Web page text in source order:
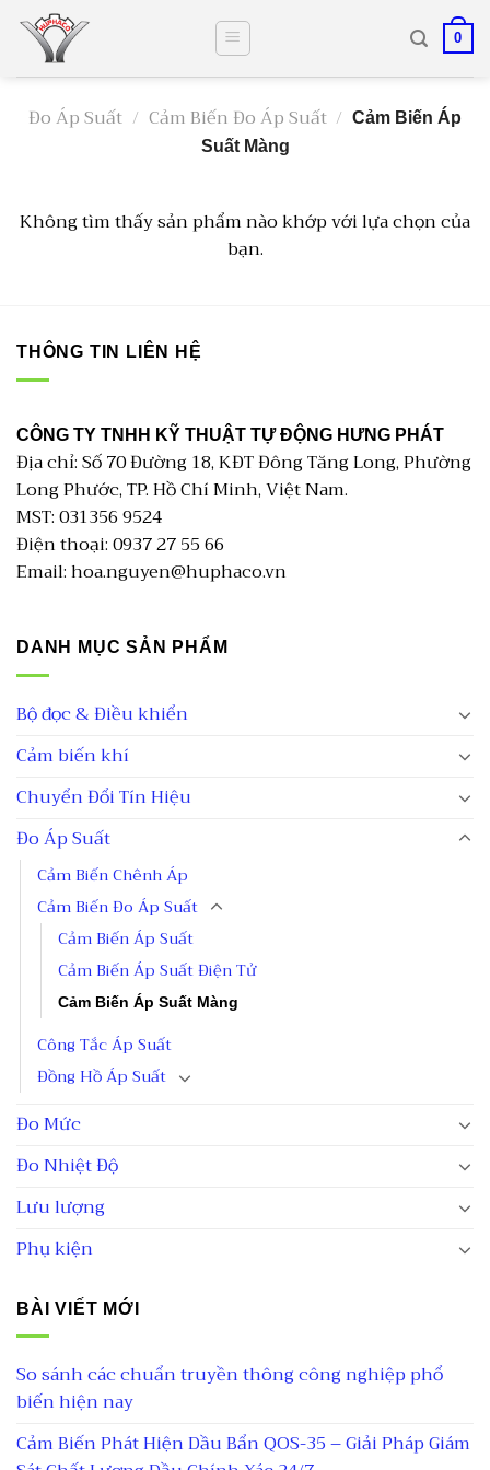
content
0
Đo Áp Suất / Cảm Biến Đo Áp Suất / Cảm Biến Áp
Suất Màng
Không tìm thấy sản phẩm nào khớp với lựa chọn của
bạn.
THÔNG TIN LIÊN HỆ
CÔNG TY TNHH KỸ THUẬT TỰ ĐỘNG HƯNG PHÁT
Địa chỉ: Số 70 Đường 18, KĐT Đông Tăng Long, Phường
Long Phước, TP. Hồ Chí Minh, Việt Nam.
MST: 031356 9524
Điện thoại: 0937 27 55 66
Email: hoa.nguyen@huphaco.vn
DANH MỤC SẢN PHẨM
Bộ đọc & Điều khiển
Cảm biến khí
Chuyển Đổi Tín Hiệu
Đo Áp Suất
Cảm Biến Chênh Áp
Cảm Biến Đo Áp Suất
Cảm Biến Áp Suất
Cảm Biến Áp Suất Điện Tử
Cảm Biến Áp Suất Màng
Công Tắc Áp Suất
Đồng Hồ Áp Suất
Đo Mức
Đo Nhiệt Độ
Lưu lượng
Phụ kiện
BÀI VIẾT MỚI
So sánh các chuẩn truyền thông công nghiệp phổ
biến hiện nay
Cảm Biến Phát Hiện Dầu Bẩn QOS-35 – Giải Pháp Giám